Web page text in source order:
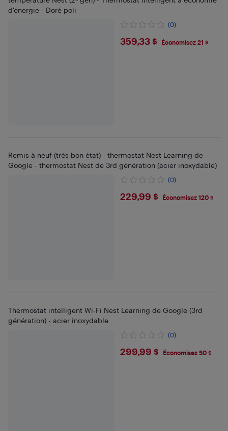
d'énergie - Doré poli
(0)
$359.33
359,33 $ Économisez 21 $
Remis à neuf (très bon état) - thermostat Nest Learning de
Google - thermostat Nest de 3rd génération (acier inoxydable)
(0)
$229.99
229,99 $ Économisez 120 $
Thermostat intelligent Wi-Fi Nest Learning de Google (3rd
génération) - acier inoxydable
(0)
$299.99
299,99 $ Économisez 50 $